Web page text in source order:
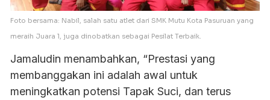
Foto bersama: Nabil, salah satu atlet dari SMK Mutu Kota Pasuruan yang
meraih Juara 1, juga dinobatkan sebagai Pesilat Terbaik.
Jamaludin menambahkan, “Prestasi yang
membanggakan ini adalah awal untuk
meningkatkan potensi Tapak Suci, dan terus